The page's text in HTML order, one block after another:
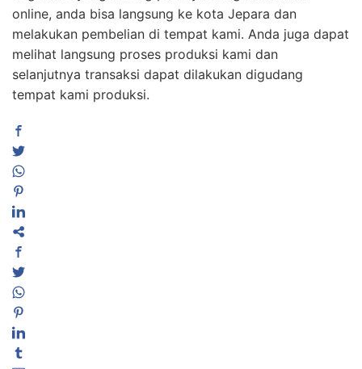
online, anda bisa langsung ke kota Jepara dan
melakukan pembelian di tempat kami. Anda juga dapat
melihat langsung proses produksi kami dan
selanjutnya transaksi dapat dilakukan digudang
tempat kami produksi.